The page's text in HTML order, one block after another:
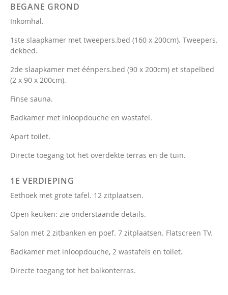
BEGANE GROND
Inkomhal.
1ste slaapkamer met tweepers.bed (160 x 200cm). Tweepers.
dekbed.
2de slaapkamer met éénpers.bed (90 x 200cm) et stapelbed
(2 x 90 x 200cm).
Finse sauna.
Badkamer met inloopdouche en wastafel.
Apart toilet.
Directe toegang tot het overdekte terras en de tuin.
1E VERDIEPING
Eethoek met grote tafel. 12 zitplaatsen.
Open keuken: zie onderstaande details.
Salon met 2 zitbanken en poef. 7 zitplaatsen. Flatscreen TV.
Badkamer met inloopdouche, 2 wastafels en toilet.
Directe toegang tot het balkonterras.